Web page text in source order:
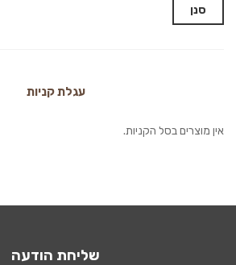
סנן
עגלת קניות
אין מוצרים בסל הקניות.
שליחת הודעה